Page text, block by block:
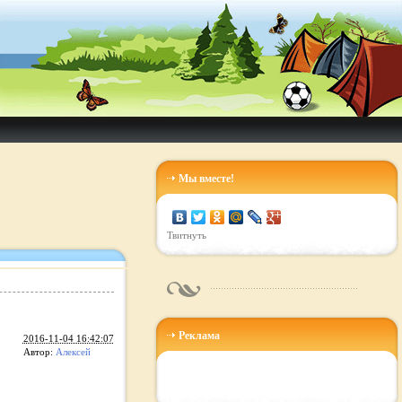
2016-11-04 16:42:07
Автор: Алексей
Мы вместе!
Твитнуть
Реклама